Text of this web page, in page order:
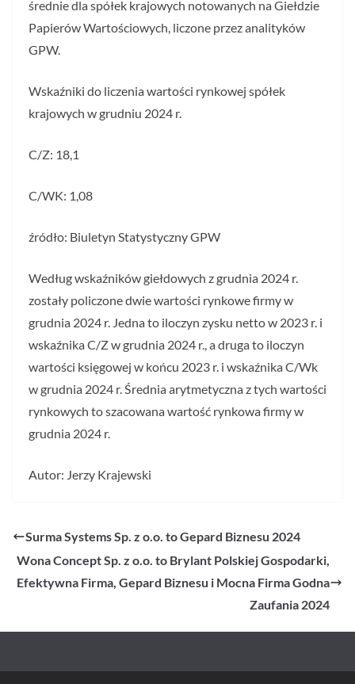
średnie dla spółek krajowych notowanych na Giełdzie
Papierów Wartościowych, liczone przez analityków
GPW.
Wskaźniki do liczenia wartości rynkowej spółek
krajowych w grudniu 2024 r.
C/Z: 18,1
C/WK: 1,08
źródło: Biuletyn Statystyczny GPW
Według wskaźników giełdowych z grudnia 2024 r.
zostały policzone dwie wartości rynkowe firmy w
grudnia 2024 r. Jedna to iloczyn zysku netto w 2023 r. i
wskaźnika C/Z w grudnia 2024 r., a druga to iloczyn
wartości księgowej w końcu 2023 r. i wskaźnika C/Wk
w grudnia 2024 r. Średnia arytmetyczna z tych wartości
rynkowych to szacowana wartość rynkowa firmy w
grudnia 2024 r.
Autor: Jerzy Krajewski
Surma Systems Sp. z o.o. to Gepard Biznesu 2024
Wona Concept Sp. z o.o. to Brylant Polskiej Gospodarki,
Efektywna Firma, Gepard Biznesu i Mocna Firma Godna
Zaufania 2024